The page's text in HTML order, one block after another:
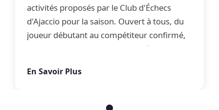
activités proposés par le Club d'Échecs
d'Ajaccio pour la saison. Ouvert à tous, du
joueur débutant au compétiteur confirmé,
le club propose une offre complète
de jeu libre dans une ambiance conviviale.
En Savoir Plus